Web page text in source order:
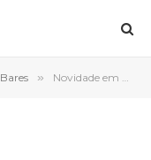
» Novidade em Curitiba, o Floreria Café Bar une trabalho, gastronomia e cultura ao lado do Museu Oscar Niemeyer.